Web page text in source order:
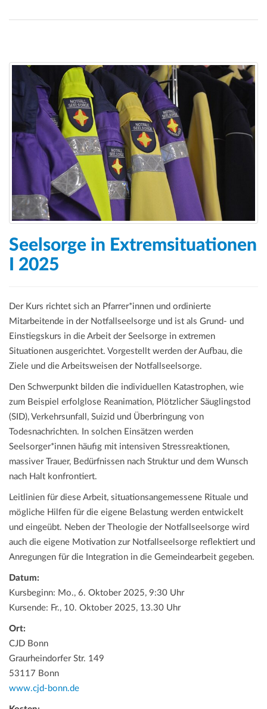
Seelsorge in Extremsituationen
I 2025
Der Kurs richtet sich an Pfarrer*innen und ordinierte
Mitarbeitende in der Notfallseelsorge und ist als Grund- und
Einstiegskurs in die Arbeit der Seelsorge in extremen
Situationen ausgerichtet. Vorgestellt werden der Aufbau, die
Ziele und die Arbeitsweisen der Notfallseelsorge.
Den Schwerpunkt bilden die individuellen Katastrophen, wie
zum Beispiel erfolglose Reanimation, Plötzlicher Säuglingstod
(SID), Verkehrsunfall, Suizid und Überbringung von
Todesnachrichten. In solchen Einsätzen werden
Seelsorger*innen häufig mit intensiven Stressreaktionen,
massiver Trauer, Bedürfnissen nach Struktur und dem Wunsch
nach Halt konfrontiert.
Leitlinien für diese Arbeit, situationsangemessene Rituale und
mögliche Hilfen für die eigene Belastung werden entwickelt
und eingeübt. Neben der Theologie der Notfallseelsorge wird
auch die eigene Motivation zur Notfallseelsorge reflektiert und
Anregungen für die Integration in die Gemeindearbeit gegeben.
Datum:
Kursbeginn: Mo., 6. Oktober 2025, 9:30 Uhr
Kursende: Fr., 10. Oktober 2025, 13.30 Uhr
Ort:
CJD Bonn
Graurheindorfer Str. 149
53117 Bonn
www.cjd-bonn.de